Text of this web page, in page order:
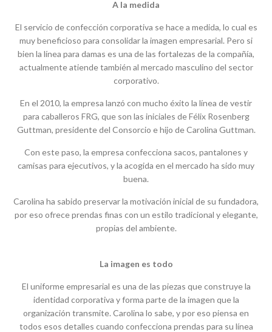
A la medida
El servicio de confección corporativa se hace a medida, lo cual es
muy beneficioso para consolidar la imagen empresarial. Pero si
bien la línea para damas es una de las fortalezas de la compañía,
actualmente atiende también al mercado masculino del sector
corporativo.
En el 2010, la empresa lanzó con mucho éxito la línea de vestir
para caballeros FRG, que son las iniciales de Félix Rosenberg
Guttman, presidente del Consorcio e hijo de Carolina Guttman.
Con este paso, la empresa confecciona sacos, pantalones y
camisas para ejecutivos, y la acogida en el mercado ha sido muy
buena.
Carolina ha sabido preservar la motivación inicial de su fundadora,
por eso ofrece prendas finas con un estilo tradicional y elegante,
propias del ambiente.
La imagen es todo
El uniforme empresarial es una de las piezas que construye la
identidad corporativa y forma parte de la imagen que la
organización transmite. Carolina lo sabe, y por eso piensa en
todos esos detalles cuando confecciona prendas para su línea